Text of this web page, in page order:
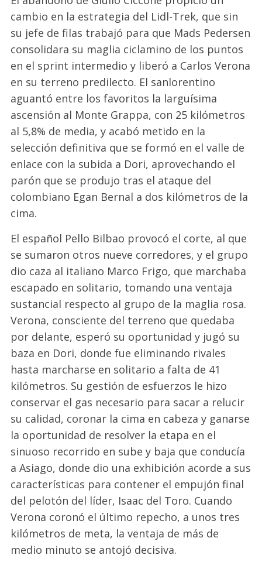
cambio en la estrategia del Lidl-Trek, que sin
su jefe de filas trabajó para que Mads Pedersen
consolidara su maglia ciclamino de los puntos
en el sprint intermedio y liberó a Carlos Verona
en su terreno predilecto. El sanlorentino
aguantó entre los favoritos la larguísima
ascensión al Monte Grappa, con 25 kilómetros
al 5,8% de media, y acabó metido en la
selección definitiva que se formó en el valle de
enlace con la subida a Dori, aprovechando el
parón que se produjo tras el ataque del
colombiano Egan Bernal a dos kilómetros de la
cima.
El español Pello Bilbao provocó el corte, al que
se sumaron otros nueve corredores, y el grupo
dio caza al italiano Marco Frigo, que marchaba
escapado en solitario, tomando una ventaja
sustancial respecto al grupo de la maglia rosa.
Verona, consciente del terreno que quedaba
por delante, esperó su oportunidad y jugó su
baza en Dori, donde fue eliminando rivales
hasta marcharse en solitario a falta de 41
kilómetros. Su gestión de esfuerzos le hizo
conservar el gas necesario para sacar a relucir
su calidad, coronar la cima en cabeza y ganarse
la oportunidad de resolver la etapa en el
sinuoso recorrido en sube y baja que conducía
a Asiago, donde dio una exhibición acorde a sus
características para contener el empujón final
del pelotón del líder, Isaac del Toro. Cuando
Verona coronó el último repecho, a unos tres
kilómetros de meta, la ventaja de más de
medio minuto se antojó decisiva.